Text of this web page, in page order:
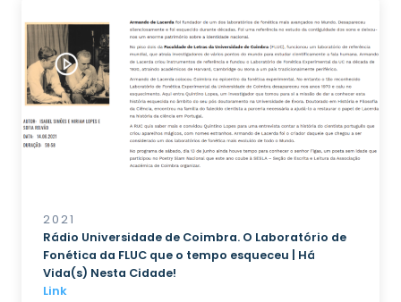
2021
Rádio Universidade de Coimbra. O Laboratório de
Fonética da FLUC que o tempo esqueceu | Há
Vida(s) Nesta Cidade!
Link